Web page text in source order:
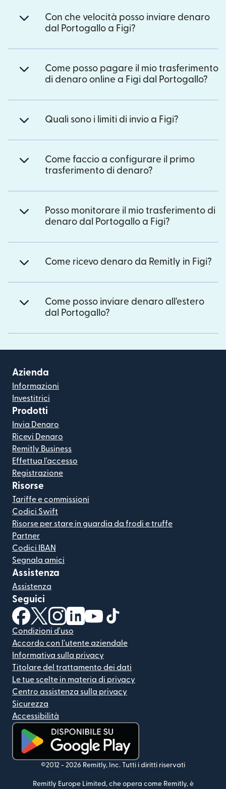
Con che velocità posso inviare denaro
dal Portogallo a Figi?
Come posso pagare il mio trasferimento
di denaro online a Figi dal Portogallo?
Quali sono i limiti di invio a Figi?
Come faccio a configurare il primo
trasferimento di denaro?
Posso monitorare il mio trasferimento di
denaro dal Portogallo a Figi?
Come ricevo denaro da Remitly in Figi?
Come posso inviare denaro all'estero
dal Portogallo?
Azienda
Informazioni
Investitrici
Prodotti
Invia Denaro
Ricevi Denaro
Remitly Business
Effettua l'accesso
Registrazione
Risorse
Tariffe e commissioni
Codici Swift
Risorse per stare in guardia da frodi e truffe
Partner
Codici IBAN
Segnala amici
Assistenza
Assistenza
Seguici
(si apre in una nuova finestra)
(si apre in una nuova finestra)
(si apre in una nuova finestra)
(si apre in una nuova finestra)
(si apre in una nuova finestra)
Condizioni d'uso
Accordo con l'utente aziendale
Informativa sulla privacy
Titolare del trattamento dei dati
Le tue scelte in materia di privacy
Centro assistenza sulla privacy
Sicurezza
Accessibilità
(si apre in una nuova finestra)
©2012 - 2026 Remitly, Inc. Tutti i diritti riservati
Remitly Europe Limited, che opera come Remitly, è